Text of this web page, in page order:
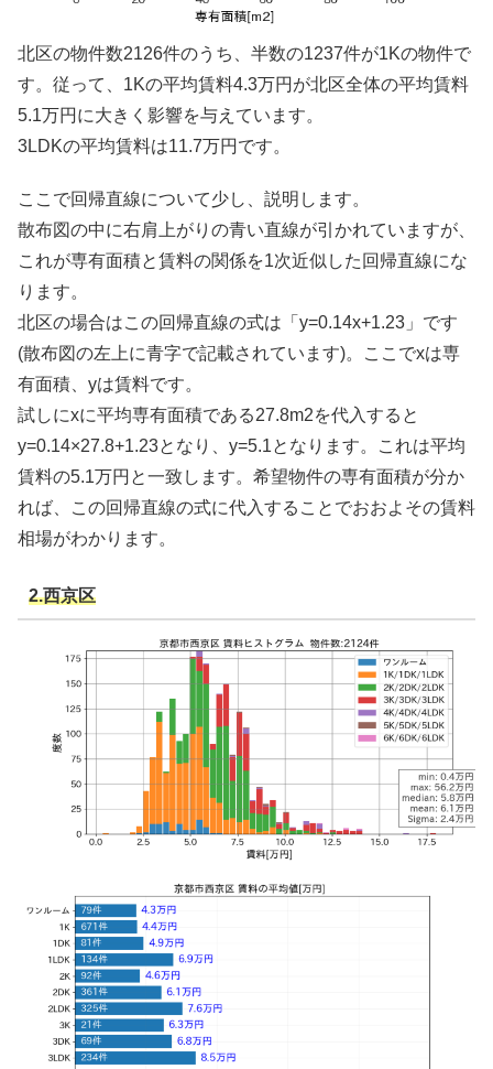
北区の物件数2126件のうち、半数の1237件が1Kの物件で
す。従って、1Kの平均賃料4.3万円が北区全体の平均賃料
5.1万円に大きく影響を与えています。
3LDKの平均賃料は11.7万円です。
ここで回帰直線について少し、説明します。
散布図の中に右肩上がりの青い直線が引かれていますが、
これが専有面積と賃料の関係を1次近似した回帰直線にな
ります。
北区の場合はこの回帰直線の式は「y=0.14x+1.23」です
(散布図の左上に青字で記載されています)。ここでxは専
有面積、yは賃料です。
試しにxに平均専有面積である27.8m2を代入すると
y=0.14×27.8+1.23となり、y=5.1となります。これは平均
賃料の5.1万円と一致します。希望物件の専有面積が分か
れば、この回帰直線の式に代入することでおおよその賃料
相場がわかります。
2.西京区